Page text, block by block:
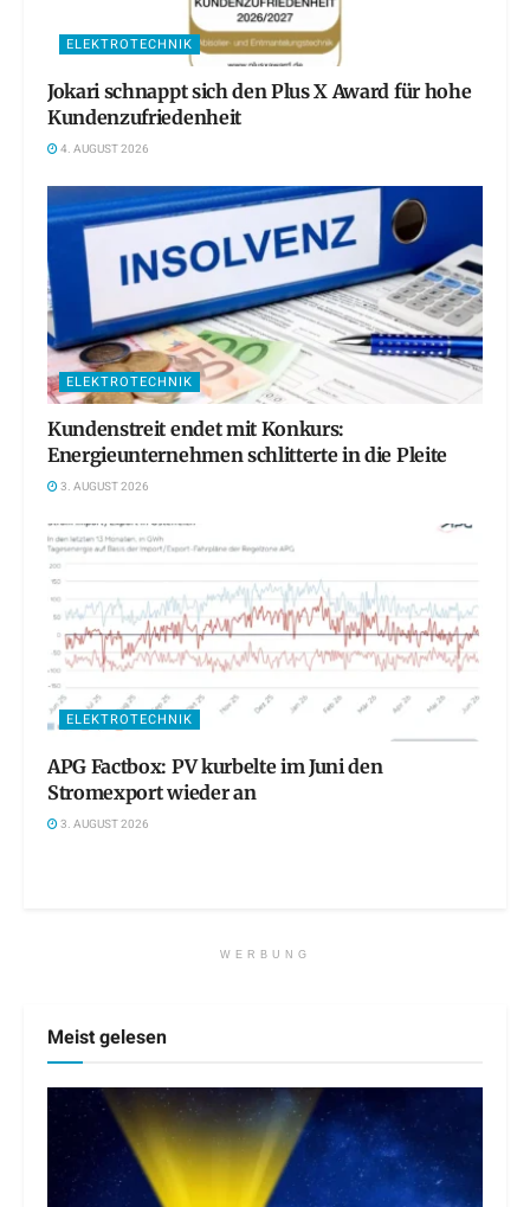
ELEKTROTECHNIK
Jokari schnappt sich den Plus X Award für hohe
Kundenzufriedenheit
4. AUGUST 2026
ELEKTROTECHNIK
Kundenstreit endet mit Konkurs:
Energieunternehmen schlitterte in die Pleite
3. AUGUST 2026
ELEKTROTECHNIK
APG Factbox: PV kurbelte im Juni den
Stromexport wieder an
3. AUGUST 2026
WERBUNG
Meist gelesen